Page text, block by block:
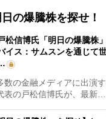
の爆騰株を探せ！
戸松信博氏「明日の爆騰株
イス：サムスンを通じて
の金融メディアに出演
表の戸松信博氏が、最新…